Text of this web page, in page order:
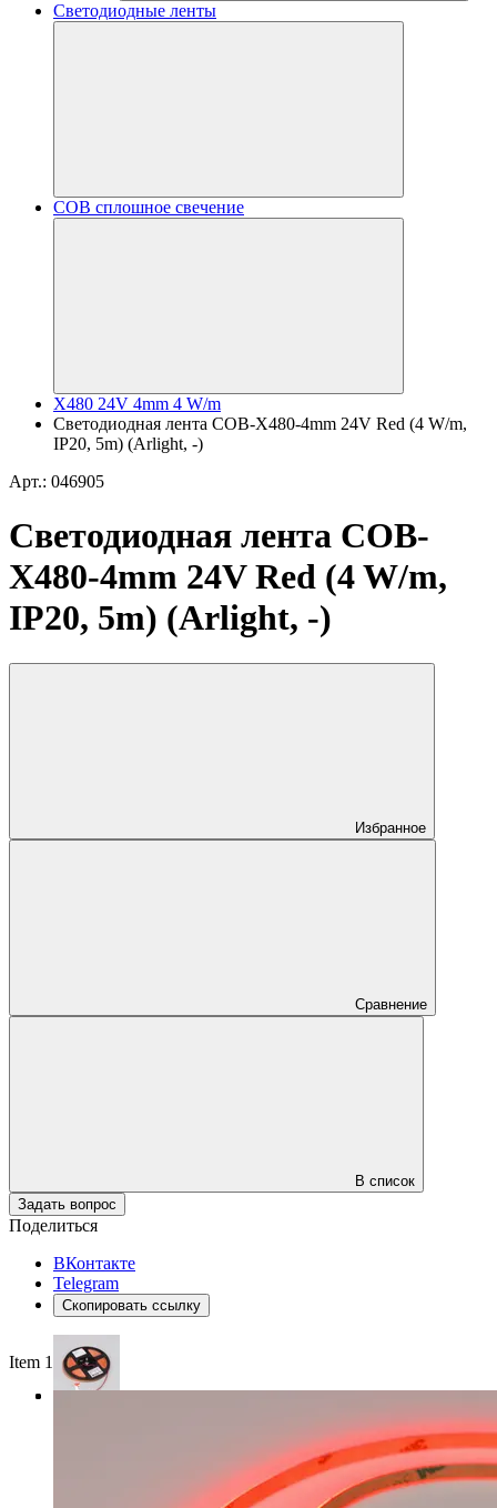
Светодиодные ленты
COB сплошное свечение
X480 24V 4mm 4 W/m
Светодиодная лента COB-X480-4mm 24V Red (4 W/m,
IP20, 5m) (Arlight, -)
Арт.: 046905
Светодиодная лента COB-
X480-4mm 24V Red (4 W/m,
IP20, 5m) (Arlight, -)
Избранное
Сравнение
В список
Задать вопрос
Поделиться
ВКонтакте
Telegram
Скопировать ссылку
Item 1 of 3